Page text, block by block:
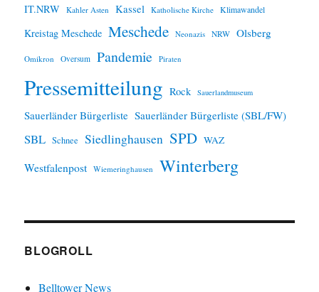
IT.NRW Kahler Asten Kassel Katholische Kirche Klimawandel
Kreistag Meschede Meschede Neonazis NRW Olsberg
Omikron Oversum Pandemie Piraten
Pressemitteilung Rock Sauerlandmuseum
Sauerländer Bürgerliste Sauerländer Bürgerliste (SBL/FW)
SBL Schnee Siedlinghausen SPD WAZ
Westfalenpost Wiemeringhausen Winterberg
BLOGROLL
Belltower News